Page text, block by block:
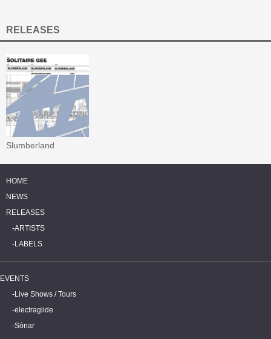
RELEASES
Slumberland
HOME
NEWS
RELEASES
ARTISTS
LABELS
EVENTS
Live Shows / Tours
electraglide
Sónar